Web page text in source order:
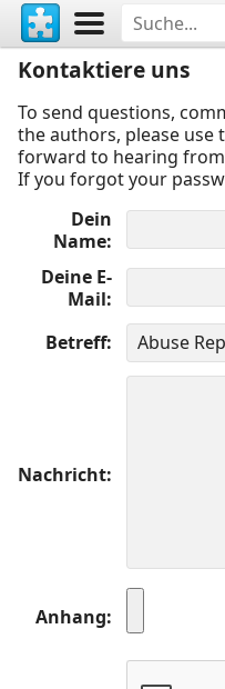
Kontaktiere uns
To send questions,
the authors, please use
forward to hearing
If you forgot your
Dein
Name
Deine E-
Mail
Betreff
Nachricht
Anhang